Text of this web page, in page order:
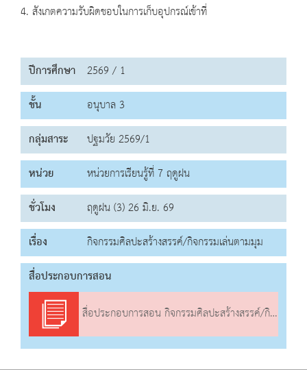
4. สังเกตความรับผิดชอบในการเก็บอุปกรณ์เข้าที่
ปีการศึกษา 2569 / 1
ชั้น
อนุบาล 3
กลุ่มสาระ
ปฐมวัย 2569/1
หน่วย
หน่วยการเรียนรู้ที่ 7 ฤดูฝน
ชั่วโมง
ฤดูฝน (3) 26 มิ.ย. 69
เรื่อง
กิจกรรมศิลปะสร้างสรรค์/กิจกรรมเล่นตามมุม
สื่อประกอบการสอน
สื่อประกอบการสอน กิจกรรมศิลปะสร้างสรรค์/กิจกรรมเล่นตามมุม